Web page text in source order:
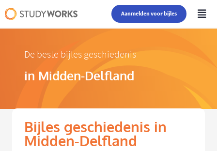
Aanmelden voor bijles
De beste bijles geschiedenis
in Midden-Delfland
Bijles geschiedenis in
Midden-Delfland